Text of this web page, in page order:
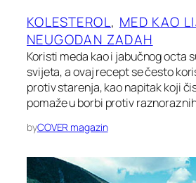
KOLESTEROL, MED KAO
NEUGODAN ZADAH
Koristi meda kao i jabučnog octa
svijeta, a ovaj recept se često
protiv starenja, kao napitak koji
pomaže u borbi protiv
byCOVER magazin